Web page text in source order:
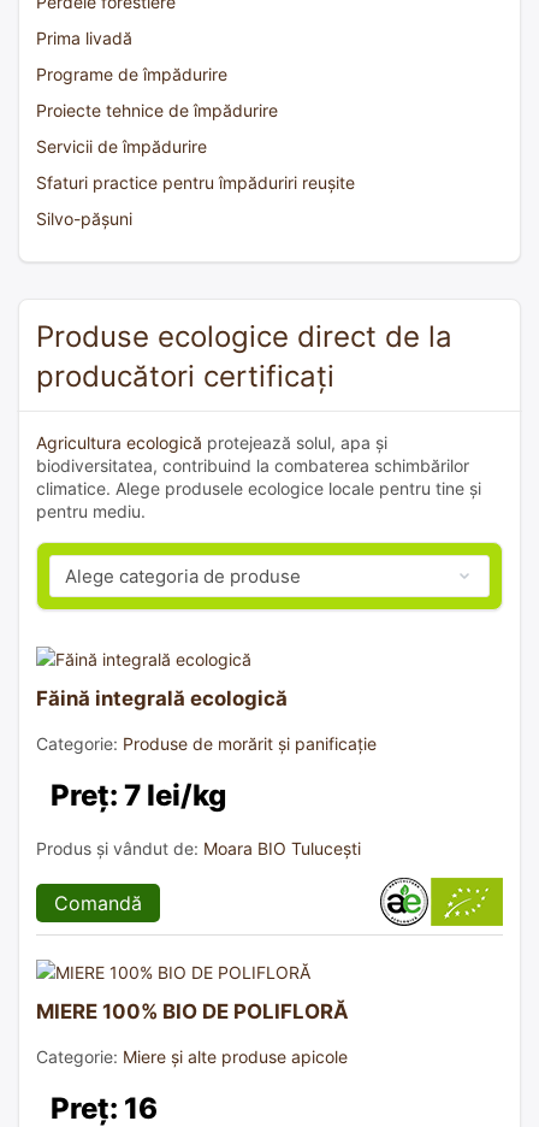
Prima livadă
Programe de împădurire
Proiecte tehnice de împădurire
Servicii de împădurire
Sfaturi practice pentru împăduriri reușite
Silvo-pășuni
Produse ecologice direct de la
producători certificați
Agricultura ecologică protejează solul, apa și
biodiversitatea, contribuind la combaterea schimbărilor
climatice. Alege produsele ecologice locale pentru tine și
pentru mediu.
Făină integrală ecologică
Categorie: Produse de morărit și panificație
Preț: 7 lei/kg
Produs și vândut de: Moara BIO Tulucești
Comandă
MIERE 100% BIO DE POLIFLORĂ
Categorie: Miere și alte produse apicole
Preț: 16